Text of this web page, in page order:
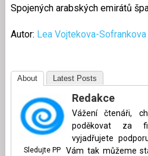
Spojených arabských emirátů
Autor: Lea Vojtekova-Sofrankova
About Latest Posts
Sledujte PP
Redakce
Vážení čtenáři,
poděkovat za
vyjadřujete
Vám tak můžeme